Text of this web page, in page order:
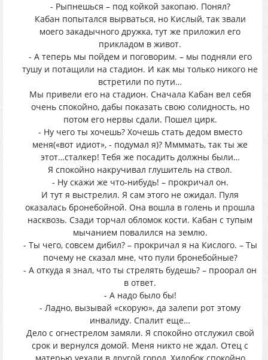
- Рыпнешься – под койкой закопаю. Понял?
Кабан попытался вырваться, но Кислый, так звали
моего закадычного дружка, тут же приложил его
прикладом в живот.
- А теперь мы пойдем и поговорим. – мы подняли его
тушу и потащили на стадион. И как мы только никого не
встретили по пути…
Мы привели его на стадион. Сначала Кабан вел себя
очень спокойно, дабы показать свою солидность, но
потом его нервы сдали. Пошел цирк.
- Ну чего ты хочешь? Хочешь стать дедом вместо
меня(«вот идиот», - подумал я)? Ммммать, так ты же
этот…сталкер! Тебя же посадить должны были…
Я спокойно накручивал глушитель на ствол.
- Ну скажи же что-нибудь! – прокричал он.
И тут я выстрелил. Я сам этого не ожидал. Пуля
оказалась бронебойной. Она вошла в голень и прошла
насквозь. Сзади торчал обломок кости. Кабан с тупым
мычанием повалился на землю.
- Ты чего, совсем дибил? – прокричал я на Кислого. – Ты
почему не сказал мне, что пули бронебойные?
- А откуда я знал, что ты стрелять будешь? – проорал он
в ответ.
- А надо было бы!
- Ладно, вызывай «скорую», да залепи рот этому
инвалиду. Спалит еще…
Дело с огнестрелом замяли. Я спокойно отслужил свой
срок и вернулся домой. Меня никто не ждал. Отец с